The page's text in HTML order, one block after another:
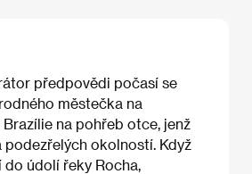
předpovědi počasí se
městečka na
na pohřeb otce, jenž
podezřelých okolností. Když
údolí řeky Rocha,